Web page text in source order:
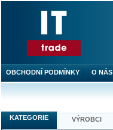
KATEGORIE VÝROBCI
OBCHODNÍ PODMÍNKY O NÁS